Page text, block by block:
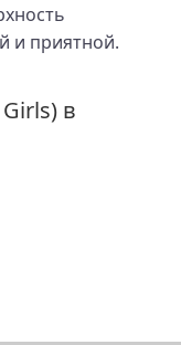
и приятной.
в